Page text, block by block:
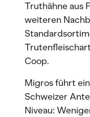
Truthähne aus
weiteren
Coop.
Migros führt
Schweizer
Niveau: